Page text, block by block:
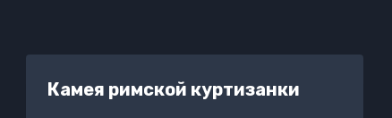
Камея римской куртизанки